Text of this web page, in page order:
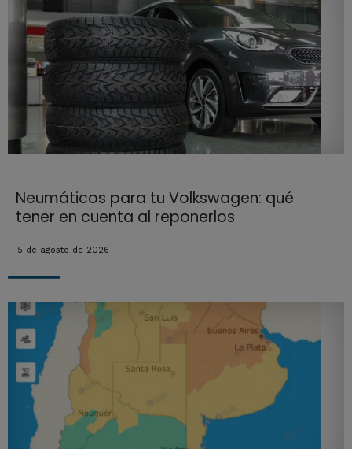
Neumáticos para tu Volkswagen: qué
tener en cuenta al reponerlos
5 de agosto de 2026